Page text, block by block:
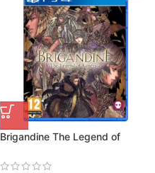
Brigandine The Legend of